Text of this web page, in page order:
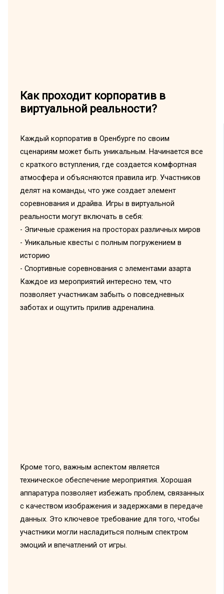
Как проходит корпоратив в
виртуальной реальности?
Каждый корпоратив в Оренбурге по своим
сценариям может быть уникальным. Начинается все
с краткого вступления, где создается комфортная
атмосфера и объясняются правила игр. Участников
делят на команды, что уже создает элемент
соревнования и драйва. Игры в виртуальной
реальности могут включать в себя:
- Эпичные сражения на просторах различных миров
- Уникальные квесты с полным погружением в
историю
- Спортивные соревнования с элементами азарта
Каждое из мероприятий интересно тем, что
позволяет участникам забыть о повседневных
заботах и ощутить прилив адреналина.
Кроме того, важным аспектом является
техническое обеспечение мероприятия. Хорошая
аппаратура позволяет избежать проблем, связанных
с качеством изображения и задержками в передаче
данных. Это ключевое требование для того, чтобы
участники могли насладиться полным спектром
эмоций и впечатлений от игры.